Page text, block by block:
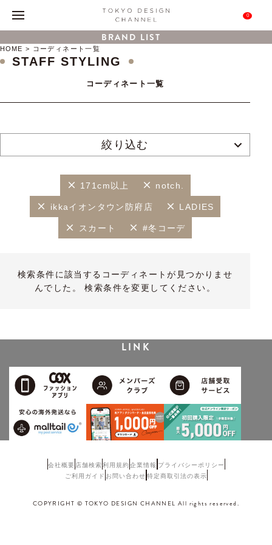
0
BRAND LIST
HOME コーディネート一覧
STAFF STYLING
コーディネート一覧
絞り込む
171cm以上 notch.
ikkaイオンタウン防府店 LADIES
スカート #冬コーデ
検索条件に該当するコーディネートが見つかりませ
んでした。 検索条件を変更してください。
LINK
会社概要 店舗検索利用規約企業情報 プライバシーポリシー
ご利用ガイド お問い合わせ 特定商取引法の表示
COPYRIGHT © TOKYO DESIGN CHANNEL All rights reserved.